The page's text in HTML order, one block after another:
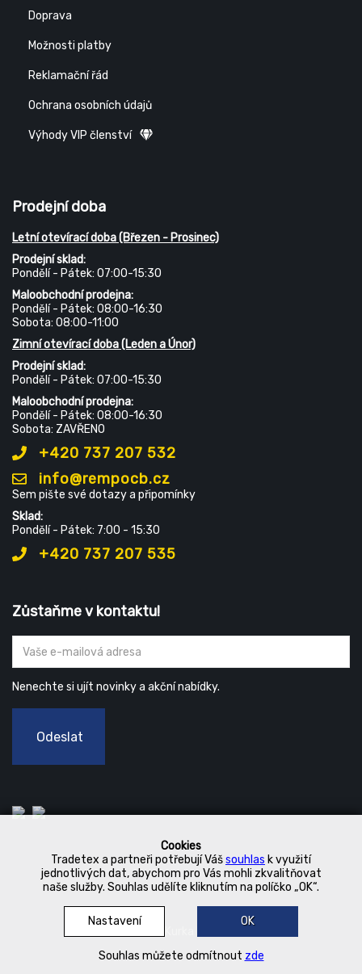
Cookies
Tradetex a partneři potřebují Vášsouhlas k využití
jednotlivých dat, abychom pro Vás mohli zkvalitňovat
naše služby. Souhlas udělíte kliknutím na políčko „OK“.
Nastavení OK
Souhlas můžete odmítnout zde
Doprava
Možnosti platby
Reklamační řád
Ochrana osobních údajů
Výhody VIP členství
Prodejní doba
Letní otevírací doba (Březen - Prosinec)
Prodejní sklad:
Pondělí - Pátek: 07:00-15:30
Maloobchodní prodejna:
Pondělí - Pátek: 08:00-16:30
Sobota: 08:00-11:00
Zimní otevírací doba (Leden a Únor)
Prodejní sklad:
Pondělí - Pátek: 07:00-15:30
Maloobchodní prodejna:
Pondělí - Pátek: 08:00-16:30
Sobota: ZAVŘENO
+420 737 207 532
info@rempocb.cz
Sem pište své dotazy a připomínky
Sklad:
Pondělí - Pátek: 7:00 - 15:30
+420 737 207 535
Zůstaňme v kontaktu!
Nenechte si ujít novinky a akční nabídky.
Odeslat